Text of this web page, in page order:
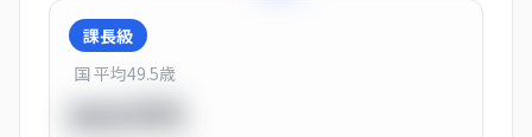
課長級
国 平均49.5歳